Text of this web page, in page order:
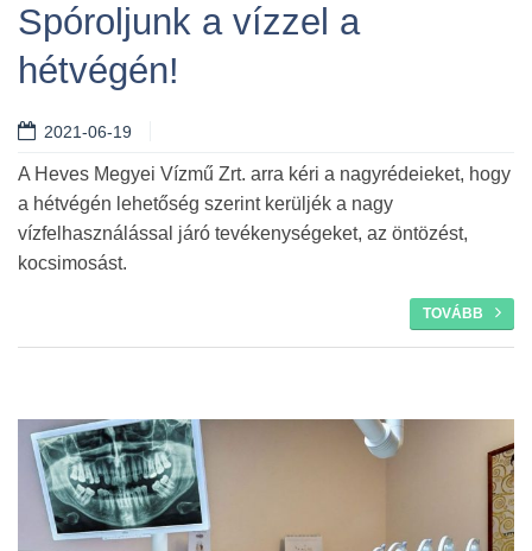
Spóroljunk a vízzel a
hétvégén!
2021-06-19
A Heves Megyei Vízmű Zrt. arra kéri a nagyrédeieket, hogy
a hétvégén lehetőség szerint kerüljék a nagy
vízfelhasználással járó tevékenységeket, az öntözést,
kocsimosást.
TOVÁBB